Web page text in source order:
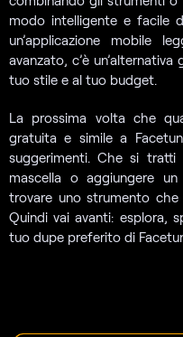
modo intelligente e facile
un’applicazione mobile
avanzato, c’è
tuo stile e al tuo budget.
La prossima volta che
gratuita e simile a
suggerimenti. Che si tratti
mascella o aggiungere
trovare uno strumento
Quindi vai avanti: esplora,
tuo dupe preferito di